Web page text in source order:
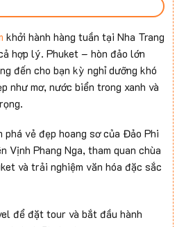
khởi hành hàng tuần tại Nha Trang
hợp lý. Phuket – hòn đảo lớn
đến cho bạn kỳ nghỉ dưỡng khó
như mơ, nước biển trong xanh và
phá vẻ đẹp hoang sơ của Đảo Phi
Vịnh Phang Nga, tham quan chùa
và trải nghiệm văn hóa đặc sắc
để đặt tour và bắt đầu hành